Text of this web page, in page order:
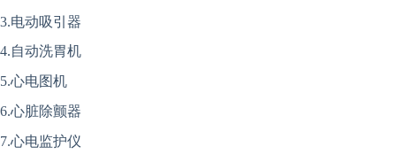
3.电动吸引器
4.自动洗胃机
5.心电图机
6.心脏除颤器
7.心电监护仪